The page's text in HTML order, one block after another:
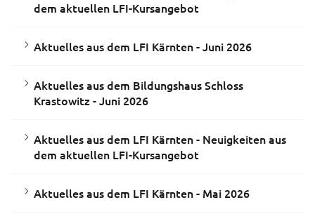
dem aktuellen LFI-Kursangebot
Aktuelles aus dem LFI Kärnten - Juni 2026
Aktuelles aus dem Bildungshaus Schloss
Krastowitz - Juni 2026
Aktuelles aus dem LFI Kärnten - Neuigkeiten aus
dem aktuellen LFI-Kursangebot
Aktuelles aus dem LFI Kärnten - Mai 2026